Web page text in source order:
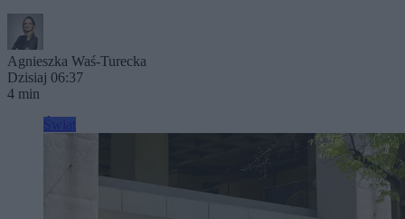
Agnieszka Waś-Turecka
Dzisiaj 06:37
4 min